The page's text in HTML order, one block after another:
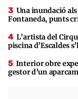
Una inundació
Fontaneda, punts
L’artista del
piscina d’Escaldes
Interior obre
gestor d’un